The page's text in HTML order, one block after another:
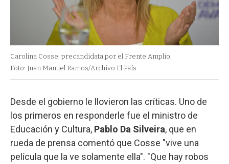
Carolina Cosse, precandidata por el Frente Amplio.
Foto: Juan Manuel Ramos/Archivo El País
Desde el gobierno le llovieron las críticas. Uno de
los primeros en responderle fue el ministro de
Educación y Cultura, Pablo Da Silveira, que en
rueda de prensa comentó que Cosse "vive una
película que la ve solamente ella". "Que hay robos